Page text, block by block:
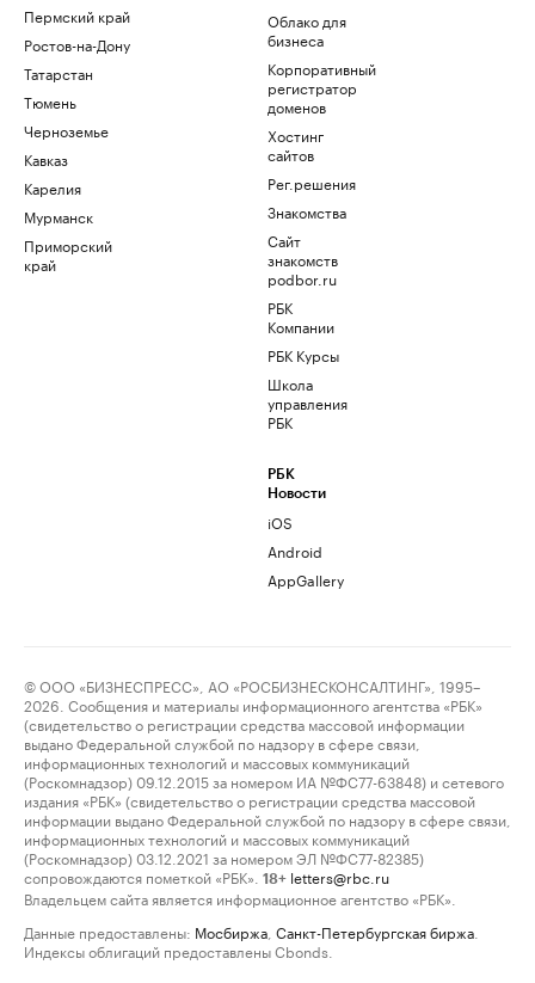
Пермский край
Ростов-на-Дону
Татарстан
Тюмень
Черноземье
Кавказ
Карелия
Мурманск
Приморский
край
Облако для
бизнеса
Корпоративный
регистратор
доменов
Хостинг
сайтов
Рег.решения
Знакомства
Сайт
знакомств
podbor.ru
РБК
Компании
РБК Курсы
Школа
управления
РБК
РБК
Новости
iOS
Android
AppGallery
© ООО «БИЗНЕСПРЕСС», АО «РОСБИЗНЕСКОНСАЛТИНГ», 1995–
2026. Сообщения и материалы информационного агентства «РБК»
(свидетельство о регистрации средства массовой информации
выдано Федеральной службой по надзору в сфере связи,
информационных технологий и массовых коммуникаций
(Роскомнадзор) 09.12.2015 за номером ИА №ФС77-63848) и сетевого
издания «РБК» (свидетельство о регистрации средства массовой
информации выдано Федеральной службой по надзору в сфере связи,
информационных технологий и массовых коммуникаций
(Роскомнадзор) 03.12.2021 за номером ЭЛ №ФС77-82385)
сопровождаются пометкой «РБК».
18+ letters@rbc.ru
Владельцем сайта является информационное агентство «РБК».
Данные предоставлены: Мосбиржа Санкт-Петербургская биржа
Индексы облигаций предоставлены Cbonds.